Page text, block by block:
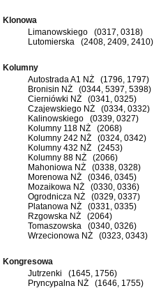
Klonowa
Limanowskiego (0317, 0318)
Lutomierska (2408, 2409, 2410)
Kolumny
Autostrada A1 NŻ (1796, 1797)
Bronisin NŻ (0344, 5397, 5398)
Cierniówki NŻ (0341, 0325)
Czajewskiego NŻ (0334, 0332)
Kalinowskiego (0339, 0327)
Kolumny 118 NŻ (2068)
Kolumny 242 NŻ (0324, 0342)
Kolumny 432 NŻ (2453)
Kolumny 88 NŻ (2066)
Mahoniowa NŻ (0338, 0328)
Morenowa NŻ (0346, 0345)
Mozaikowa NŻ (0330, 0336)
Ogrodnicza NŻ (0329, 0337)
Platanowa NŻ (0331, 0335)
Rzgowska NŻ (2064)
Tomaszowska (0340, 0326)
Wrzecionowa NŻ (0323, 0343)
Kongresowa
Jutrzenki (1645, 1756)
Pryncypalna NŻ (1646, 1755)